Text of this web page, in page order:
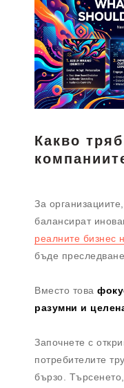
Какво
За
балансират
реалните бизнес
бъде
Вместо това
разумни и
Започнете с
потребителите
бързо.